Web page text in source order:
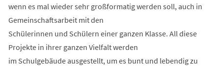
wenn es mal wieder sehr großformatig werden soll, auch in
Gemeinschaftsarbeit mit den
Schülerinnen und Schülern einer ganzen Klasse. All diese
Projekte in ihrer ganzen Vielfalt werden
im Schulgebäude ausgestellt, um es bunt und lebendig zu